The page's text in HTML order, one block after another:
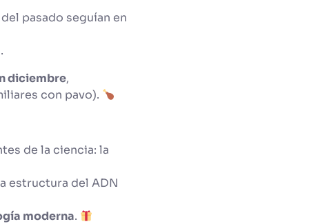
pasado seguían en
diciembre,
con pavo).
de la ciencia: la
estructura del ADN
moderna.